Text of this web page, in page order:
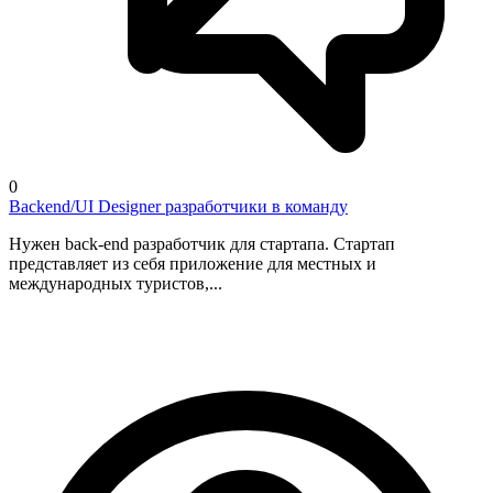
0
Backend/UI Designer разработчики в команду
Нужен back-end разработчик для стартапа. Стартап
представляет из себя приложение для местных и
международных туристов,...